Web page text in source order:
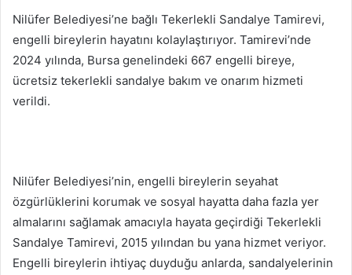
Nilüfer Belediyesi’ne bağlı Tekerlekli Sandalye Tamirevi,
engelli bireylerin hayatını kolaylaştırıyor. Tamirevi’nde
2024 yılında, Bursa genelindeki 667 engelli bireye,
ücretsiz tekerlekli sandalye bakım ve onarım hizmeti
verildi.
Nilüfer Belediyesi’nin, engelli bireylerin seyahat
özgürlüklerini korumak ve sosyal hayatta daha fazla yer
almalarını sağlamak amacıyla hayata geçirdiği Tekerlekli
Sandalye Tamirevi, 2015 yılından bu yana hizmet veriyor.
Engelli bireylerin ihtiyaç duyduğu anlarda, sandalyelerinin